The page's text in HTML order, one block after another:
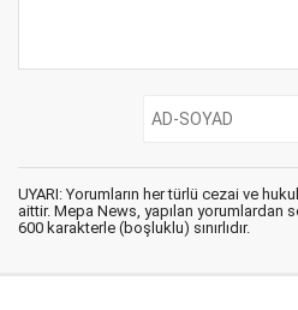
UYARI: Yorumların her türlü cezai ve
aittir. Mepa News, yapılan yorumlardan
600 karakterle (boşluklu) sınırlıdır.